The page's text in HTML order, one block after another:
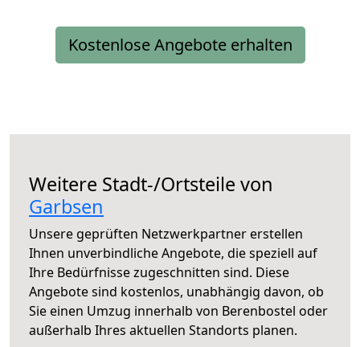
Kostenlose Angebote erhalten
Weitere Stadt-/Ortsteile von
Garbsen
Unsere geprüften Netzwerkpartner erstellen
Ihnen unverbindliche Angebote, die speziell auf
Ihre Bedürfnisse zugeschnitten sind. Diese
Angebote sind kostenlos, unabhängig davon, ob
Sie einen Umzug innerhalb von Berenbostel oder
außerhalb Ihres aktuellen Standorts planen.